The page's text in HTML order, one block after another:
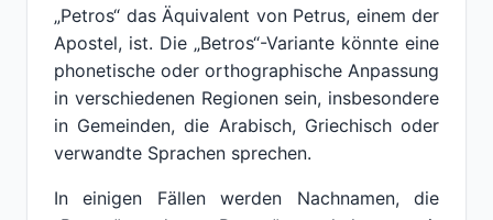
„Petros“ das Äquivalent von Petrus, einem der
Apostel, ist. Die „Betros“-Variante könnte eine
phonetische oder orthographische Anpassung
in verschiedenen Regionen sein, insbesondere
in Gemeinden, die Arabisch, Griechisch oder
verwandte Sprachen sprechen.
In einigen Fällen werden Nachnamen, die